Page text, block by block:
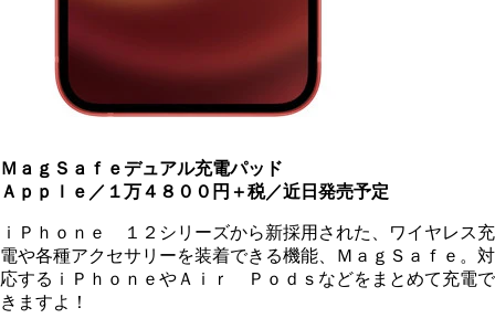
ＭａｇＳａｆｅデュアル充電パッド
Ａｐｐｌｅ／１万４８００円＋税／近日発売予定
ｉＰｈｏｎｅ １２シリーズから新採用された、ワイヤレス充
電や各種アクセサリーを装着できる機能、ＭａｇＳａｆｅ。対
応するｉＰｈｏｎｅやＡｉｒ Ｐｏｄｓなどをまとめて充電で
きますよ！